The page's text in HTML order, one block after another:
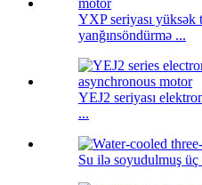
YXP seriyası yüksək
yanğınsöndürmə ...
YEJ2 seriyası
...
Su ilə soyudulmuş